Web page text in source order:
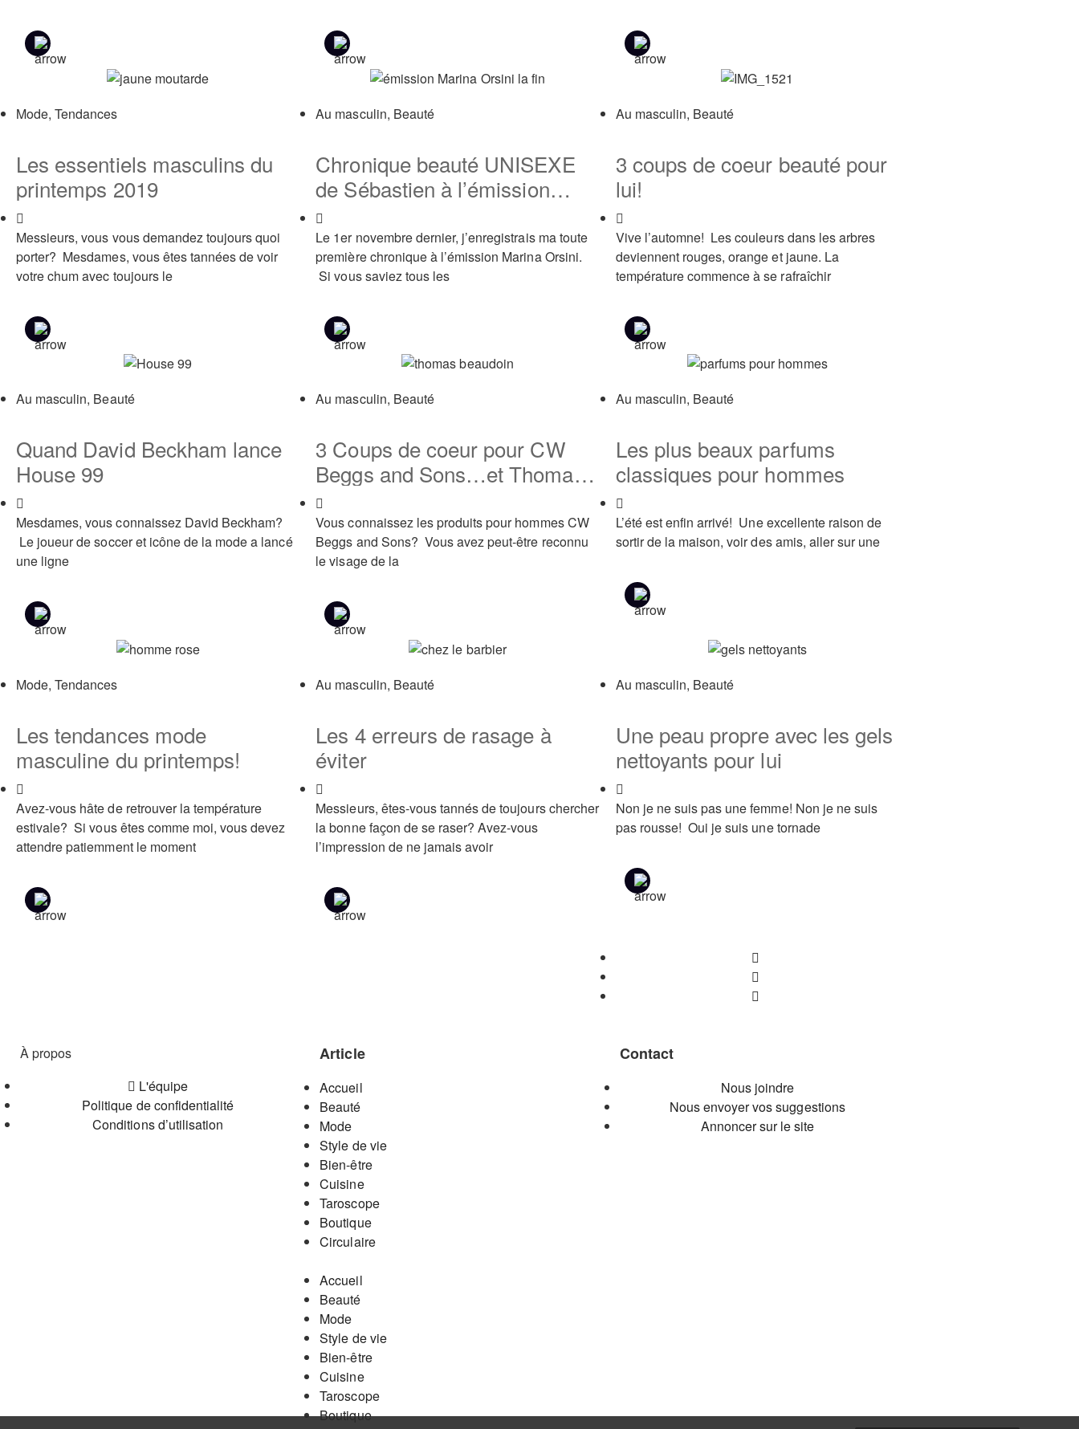
Mode,Tendances
Les essentiels masculins du
printemps 2019
Messieurs, vous vous demandez toujours quoi
porter? Mesdames, vous êtes tannées de voir
votre chum avec toujours le
Au masculin, Beauté
Chronique beauté UNISEXE
de Sébastien à l’émission
Marina Orsini
Le 1er novembre dernier, j’enregistrais ma toute
première chronique à l’émission Marina Orsini.
Si vous saviez tous les
Au masculin, Beauté
3 coups de coeur beauté pour
lui!
Vive l’automne! Les couleurs dans les arbres
deviennent rouges, orange et jaune. La
température commence à se rafraîchir
Au masculin, Beauté
Quand David Beckham lance
House 99
Mesdames, vous connaissez David Beckham?
Le joueur de soccer et icône de la mode a lancé
une ligne
Au masculin, Beauté
3 Coups de coeur pour CW
Beggs and Sons…et Thomas
Beaudoin
Vous connaissez les produits pour hommes CW
Beggs and Sons? Vous avez peut-être reconnu
le visage de la
Au masculin, Beauté
Les plus beaux parfums
classiques pour hommes
L’été est enfin arrivé! Une excellente raison de
sortir de la maison, voir des amis, aller sur une
Mode,Tendances
Les tendances mode
masculine du printemps!
Avez-vous hâte de retrouver la température
estivale? Si vous êtes comme moi, vous devez
attendre patiemment le moment
Au masculin, Beauté
Les 4 erreurs de rasage à
éviter
Messieurs, êtes-vous tannés de toujours chercher
la bonne façon de se raser? Avez-vous
l’impression de ne jamais avoir
Au masculin, Beauté
Une peau propre avec les gels
nettoyants pour lui
Non je ne suis pas une femme! Non je ne suis
pas rousse! Oui je suis une tornade
À propos
L'équipe
Politique de confidentialité
Conditions d’utilisation
Article
Accueil
Beauté
Mode
Style de vie
Bien-être
Cuisine
Taroscope
Boutique
Circulaire
Accueil
Beauté
Mode
Style de vie
Bien-être
Cuisine
Taroscope
Boutique
Contact
Nous joindre
Nous envoyer vos suggestions
Annoncer sur le site